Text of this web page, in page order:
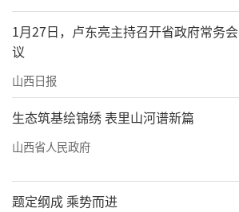
1月27日，卢东亮主持召开省政府常务会
议
山西日报
生态筑基绘锦绣 表里山河谱新篇
山西省人民政府
题定纲成 乘势而进